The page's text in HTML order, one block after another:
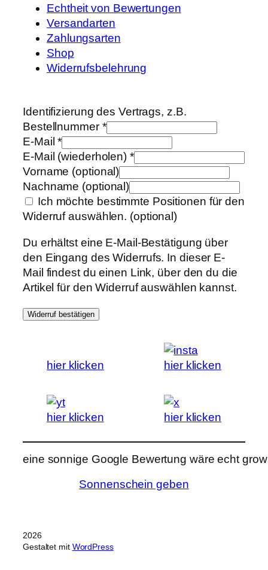
Echtheit von Bewertungen
Versandarten
Zahlungsarten
Shop
Widerrufsbelehrung
Identifizierung des Vertrags, z.B.
Bestellnummer *
E-Mail*
E-Mail (wiederholen) *
Vorname (optional)
Nachname (optional)
Ich möchte bestimmte Positionen für den
Widerruf auswählen. (optional)
Du erhältst eine E-Mail-Bestätigung über
den Eingang des Widerrufs. In dieser E-
Mail findest du einen Link, über den du die
Artikel für den Widerruf auswählen kannst.
Widerruf bestätigen
hier klicken hier klicken
hier klicken hier klicken
eine sonnige Google Bewertung wäre echt
Sonnenschein geben
2026
Gestaltet mit WordPress